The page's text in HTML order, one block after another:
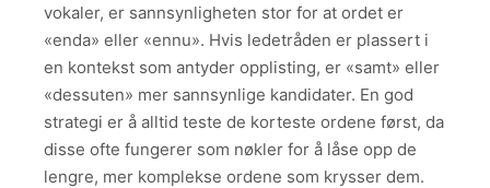
vokaler, er sannsynligheten stor for at ordet er
«enda» eller «ennu». Hvis ledetråden er plassert i
en kontekst som antyder opplisting, er «samt» eller
«dessuten» mer sannsynlige kandidater. En god
strategi er å alltid teste de korteste ordene først, da
disse ofte fungerer som nøkler for å låse opp de
lengre, mer komplekse ordene som krysser dem.